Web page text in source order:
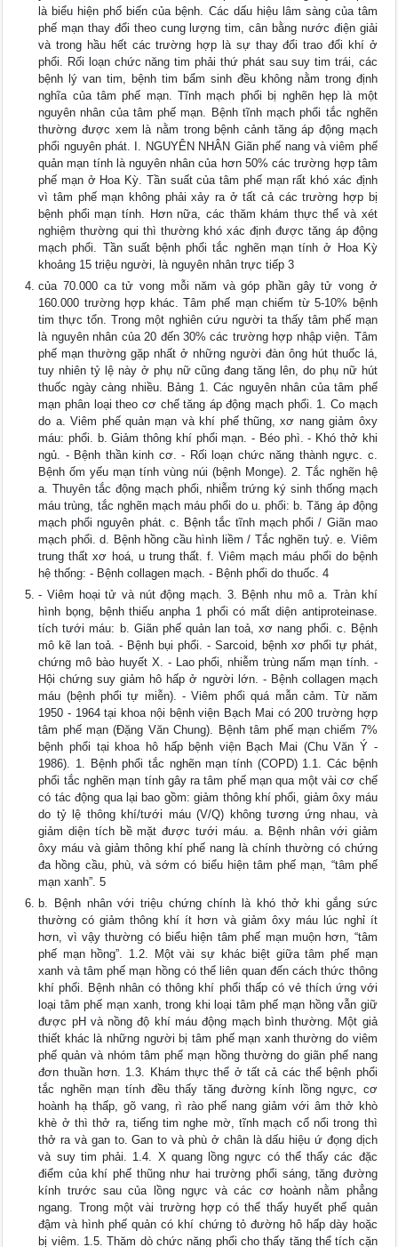
là biểu hiện phổ biến của bệnh. Các dấu hiệu lâm sàng của tâm
phế mạn thay đổi theo cung lượng tim, cân bằng nước điện giải
và trong hầu hết các trường hợp là sự thay đổi trao đổi khí ở
phổi. Rối loạn chức năng tim phải thứ phát sau suy tim trái, các
bệnh lý van tim, bệnh tim bẩm sinh đều không nằm trong định
nghĩa của tâm phế mạn. Tĩnh mạch phổi bị nghẽn hẹp là một
nguyên nhân của tâm phế mạn. Bệnh tĩnh mạch phổi tắc nghẽn
thường được xem là nằm trong bệnh cảnh tăng áp động mạch
phổi nguyên phát. I. NGUYÊN NHÂN Giãn phế nang và viêm phế
quản mạn tính là nguyên nhân của hơn 50% các trường hợp tâm
phế mạn ở Hoa Kỳ. Tần suất của tâm phế mạn rất khó xác định
vì tâm phế mạn không phải xảy ra ở tất cả các trường hợp bị
bệnh phổi mạn tính. Hơn nữa, các thăm khám thực thể và xét
nghiệm thường qui thì thường khó xác định được tăng áp động
mạch phổi. Tần suất bệnh phổi tắc nghẽn mạn tính ở Hoa Kỳ
khoảng 15 triệu người, là nguyên nhân trực tiếp 3
của 70.000 ca tử vong mỗi năm và góp phần gây tử vong ở
160.000 trường hợp khác. Tâm phế mạn chiếm từ 5-10% bệnh
tim thực tổn. Trong một nghiên cứu người ta thấy tâm phế mạn
là nguyên nhân của 20 đến 30% các trường hợp nhập viện. Tâm
phế mạn thường gặp nhất ở những người đàn ông hút thuốc lá,
tuy nhiên tỷ lệ này ở phụ nữ cũng đang tăng lên, do phụ nữ hút
thuốc ngày càng nhiều. Bảng 1. Các nguyên nhân của tâm phế
mạn phân loại theo cơ chế tăng áp động mạch phổi. 1. Co mạch
do a. Viêm phế quản mạn và khí phế thũng, xơ nang giảm ôxy
máu: phổi. b. Giảm thông khí phổi mạn. - Béo phì. - Khó thở khi
ngủ. - Bệnh thần kinh cơ. - Rối loạn chức năng thành ngực. c.
Bệnh ốm yếu mạn tính vùng núi (bệnh Monge). 2. Tắc nghẽn hệ
a. Thuyên tắc động mạch phổi, nhiễm trứng ký sinh thống mạch
máu trùng, tắc nghẽn mạch máu phổi do u. phổi: b. Tăng áp động
mạch phổi nguyên phát. c. Bệnh tắc tĩnh mạch phổi / Giãn mao
mạch phổi. d. Bệnh hồng cầu hình liềm / Tắc nghẽn tuỷ. e. Viêm
trung thất xơ hoá, u trung thất. f. Viêm mạch máu phổi do bệnh
hệ thống: - Bệnh collagen mạch. - Bệnh phổi do thuốc. 4
- Viêm hoại tử và nút động mạch. 3. Bệnh nhu mô a. Tràn khí
hình bọng, bệnh thiếu anpha 1 phổi có mất diện antiproteinase.
tích tưới máu: b. Giãn phế quản lan toả, xơ nang phổi. c. Bệnh
mô kẽ lan toả. - Bệnh bụi phổi. - Sarcoid, bệnh xơ phổi tự phát,
chứng mô bào huyết X. - Lao phổi, nhiễm trùng nấm mạn tính. -
Hội chứng suy giảm hô hấp ở ng­ười lớn. - Bệnh collagen mạch
máu (bệnh phổi tự miễn). - Viêm phổi quá mẫn cảm. Từ năm
1950 - 1964 tại khoa nội bệnh viện Bạch Mai có 200 trường hợp
tâm phế mạn (Đặng Văn Chung). Bệnh tâm phế mạn chiếm 7%
bệnh phổi tại khoa hô hấp bệnh viện Bạch Mai (Chu Văn Ý -
1986). 1. Bệnh phổi tắc nghẽn mạn tính (COPD) 1.1. Các bệnh
phổi tắc nghẽn mạn tính gây ra tâm phế mạn qua một vài cơ chế
có tác động qua lại bao gồm: giảm thông khí phổi, giảm ôxy máu
do tỷ lệ thông khí/tưới máu (V/Q) không tương ứng nhau, và
giảm diện tích bề mặt được tưới máu. a. Bệnh nhân với giảm
ôxy máu và giảm thông khí phế nang là chính thường có chứng
đa hồng cầu, phù, và sớm có biểu hiện tâm phế mạn, “tâm phế
mạn xanh”. 5
b. Bệnh nhân với triệu chứng chính là khó thở khi gắng sức
thường có giảm thông khí ít hơn và giảm ôxy máu lúc nghỉ ít
hơn, vì vậy thường có biểu hiện tâm phế mạn muộn hơn, “tâm
phế mạn hồng”. 1.2. Một vài sự khác biệt giữa tâm phế mạn
xanh và tâm phế mạn hồng có thể liên quan đến cách thức thông
khí phổi. Bệnh nhân có thông khí phổi thấp có vẻ thích ứng với
loại tâm phế mạn xanh, trong khi loại tâm phế mạn hồng vẫn giữ
được pH và nồng độ khí máu động mạch bình thường. Một giả
thiết khác là những người bị tâm phế mạn xanh thường do viêm
phế quản và nhóm tâm phế mạn hồng thường do giãn phế nang
đơn thuần hơn. 1.3. Khám thực thể ở tất cả các thể bệnh phổi
tắc nghẽn mạn tính đều thấy tăng đường kính lồng ngực, cơ
hoành hạ thấp, gõ vang, rì rào phế nang giảm với âm thở khò
khè ở thì thở ra, tiếng tim nghe mờ, tĩnh mạch cổ nổi trong thì
thở ra và gan to. Gan to và phù ở chân là dấu hiệu ứ đọng dịch
và suy tim phải. 1.4. X quang lồng ngực có thể thấy các đặc
điểm của khí phế thũng như hai trường phổi sáng, tăng đường
kính trước sau của lồng ngực và các cơ hoành nằm phẳng
ngang. Trong một vài trường hợp có thể thấy huyết phế quản
đậm và hình phế quản có khí chứng tỏ đường hô hấp dày hoặc
bị viêm. 1.5. Thăm dò chức năng phổi cho thấy tăng thể tích cặn